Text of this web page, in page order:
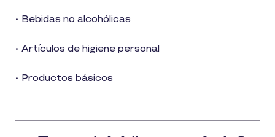
• Bebidas no alcohólicas
• Artículos de higiene personal
• Productos básicos